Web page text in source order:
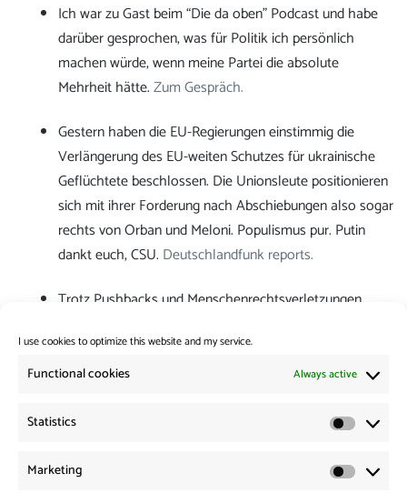
I use cookies to optimize this website and my service.
Functional cookies Always active
Statistics
Marketing
Ich war zu Gast beim “Die da oben” Podcast und habe
darüber gesprochen, was für Politik ich persönlich
machen würde, wenn meine Partei die absolute
Mehrheit hätte.Zum Gespräch.
Gestern haben die EU-Regierungen einstimmig die
Verlängerung des EU-weiten Schutzes für ukrainische
Geflüchtete beschlossen. Die Unionsleute positionieren
sich mit ihrer Forderung nach Abschiebungen also sogar
rechts von Orban und Meloni. Populismus pur. Putin
dankt euch, CSU. Deutschlandfunk reports.
Trotz Pushbacks und Menschenrechtsverletzungen
Standard reports.
Post
Previous
News from the Borders 25.06.2024